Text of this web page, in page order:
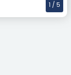
1 / 5